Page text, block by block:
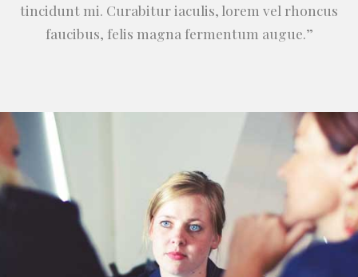
tincidunt mi. Curabitur iaculis, lorem vel rhoncus
faucibus, felis magna fermentum augue.”